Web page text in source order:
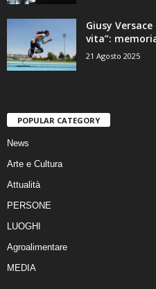
Giusy
vita”:
21 Agosto 2025
POPULAR CATEGORY
News
Arte e Cultura
Attualità
PERSONE
LUOGHI
Agroalimentare
MEDIA